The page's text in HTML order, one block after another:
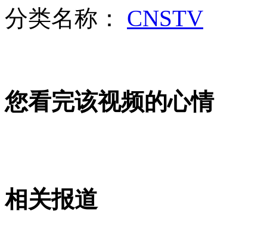
山西运城恶犬咬伤多人 警民合力深夜将其击毙
无痛分娩是否安全 医生回应
外交部：有关国家言论片面不公正
分类名称： CNSTV
您看完该视频的心情
相关报道